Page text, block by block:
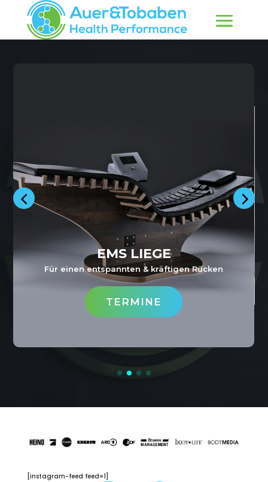
EMS LIEGE
Für einen entspannten & kräftigen Rücken
TERMINE
[instagram-feed feed=1]